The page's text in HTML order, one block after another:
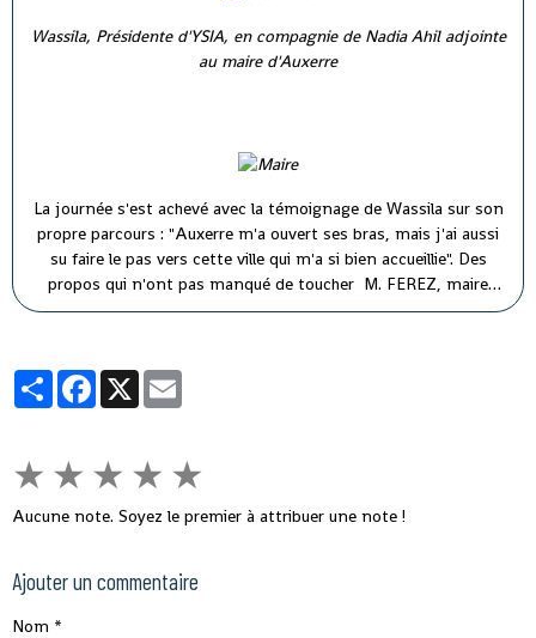
Wassila, Présidente d'YSIA, en compagnie de Nadia Ahil adjointe
au maire d'Auxerre
La journée s'est achevé avec la témoignage de Wassila sur son
propre parcours : "Auxerre m'a ouvert ses bras, mais j'ai aussi
su faire le pas vers cette ville qui m'a si bien accueillie". Des
propos qui n'ont pas manqué de toucher M. FEREZ, maire
d'Auxerre ( à droite) et M. PARIS, premier adjoint au maire (à
PartagerFacebook
X
★ ★ ★ ★ ★
Aucune note. Soyez le premier à attribuer une note !
Ajouter un commentaire
Nom